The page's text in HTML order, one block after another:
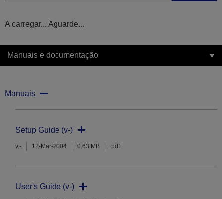
A carregar... Aguarde...
Manuais e documentação
Manuais
Setup Guide (v-)
v.- 12-Mar-2004 0.63 MB .pdf
User's Guide (v-)